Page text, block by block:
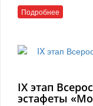
Подробнее
IX этап
эстафеты